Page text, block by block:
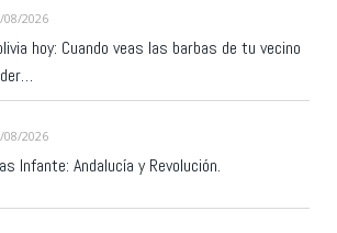
08/2026
hoy: Cuando veas las barbas de tu vecino
08/2026
Infante: Andalucía y Revolución.